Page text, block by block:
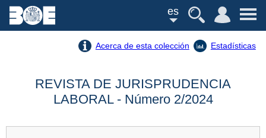
es
Acerca de esta colección Estadísticas
REVISTA DE JURISPRUDENCIA
LABORAL - Número 2/2024